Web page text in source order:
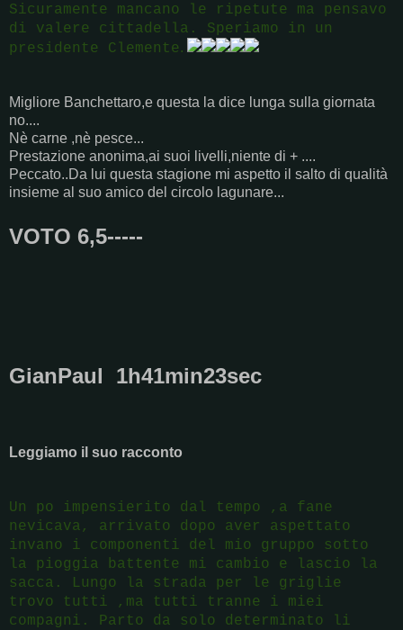
Sicuramente mancano le ripetute ma pensavo
di valere cittadella. Speriamo in un
presidente Clemente.
Migliore Banchettaro,e questa la dice lunga sulla giornata
no....
Nè carne ,nè pesce...
Prestazione anonima,ai suoi livelli,niente di + ....
Peccato..Da lui questa stagione mi aspetto il salto di qualità
insieme al suo amico del circolo lagunare...
VOTO 6,5-----
GianPaul 1h41min23sec
Leggiamo il suo racconto
Un po impensierito dal tempo ,a fane
nevicava, arrivato dopo aver aspettato
invano i componenti del mio gruppo sotto
la pioggia battente mi cambio e lascio la
sacca. Lungo la strada per le griglie
trovo tutti ,ma tutti tranne i miei
compagni. Parto da solo determinato li